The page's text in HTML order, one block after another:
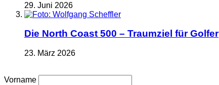
29. Juni 2026
Die North Coast 500 – Traumziel für Golfer
23. März 2026
Vorname